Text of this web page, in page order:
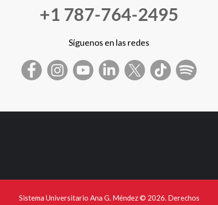
+1 787-764-2495
Síguenos en las redes
Sistema Universitario Ana G. Méndez © 2026. Derechos